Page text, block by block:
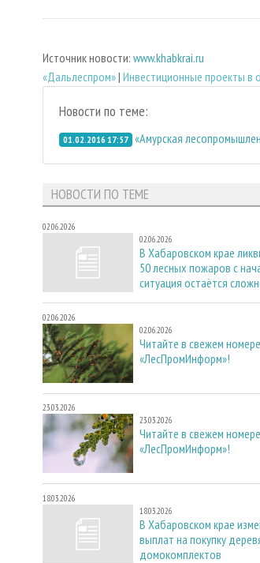
Источник новости: www.khabkrai.ru
«Дальлеспром»| Инвестиционные проекты в
Новости по теме:
01.02.2016 17:57 «Амурская
НОВОСТИ ПО ТЕМЕ
02.06.2026
02.06.2026
В Хабаровском крае
50 лесных пожаров с
ситуация остаётся
02.06.2026
02.06.2026
Читайте в свежем
«ЛесПромИнформ»!
23.03.2026
23.03.2026
Читайте в свежем
«ЛесПромИнформ»!
18.03.2026
18.03.2026
В Хабаровском крае
выплат на покупку
домокомплектов